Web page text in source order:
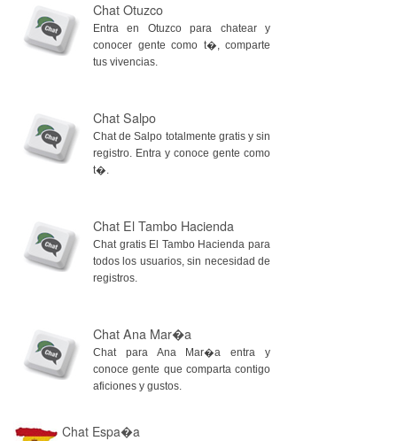
Chat Otuzco
Entra en Otuzco para chatear y
conocer gente como t�, comparte
tus vivencias.
Chat Salpo
Chat de Salpo totalmente gratis y sin
registro. Entra y conoce gente como
t�.
Chat El Tambo Hacienda
Chat gratis El Tambo Hacienda para
todos los usuarios, sin necesidad de
registros.
Chat Ana Mar�a
Chat para Ana Mar�a entra y
conoce gente que comparta contigo
aficiones y gustos.
Chat Espa�a